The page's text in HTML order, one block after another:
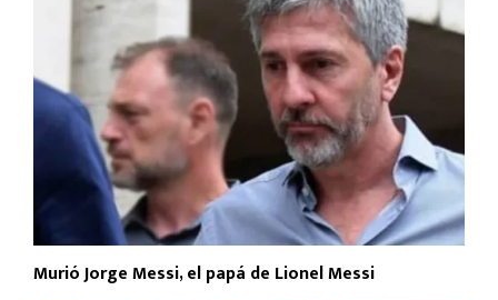
Murió Jorge Messi, el papá de Lionel Messi